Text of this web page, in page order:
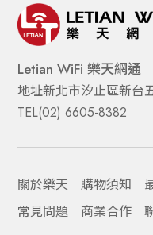
Letian WiFi 樂天網通
地址新北市汐止區新台
TEL(02) 6605-8382
關於樂天 購物須知
常見問題
商業合作